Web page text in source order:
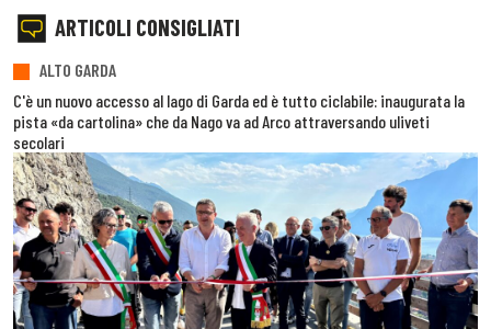
ARTICOLI CONSIGLIATI
ALTO GARDA
C'è un nuovo accesso al lago di Garda ed è tutto ciclabile: inaugurata la
pista «da cartolina» che da Nago va ad Arco attraversando uliveti
secolari